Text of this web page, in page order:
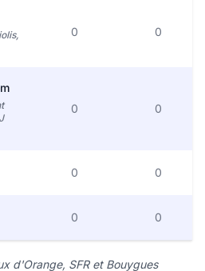
0 0
0 0
0 0
0 0
d'Orange, SFR et Bouygues